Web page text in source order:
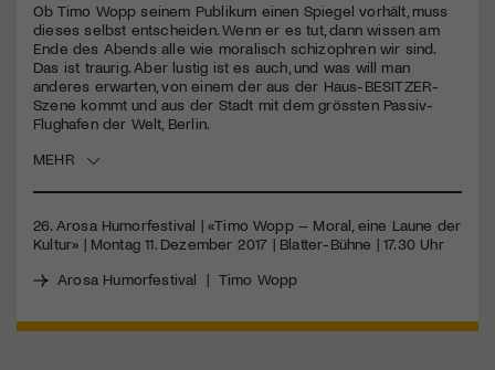
Ob Timo Wopp seinem Publikum einen Spiegel vorhält, muss
dieses selbst entscheiden. Wenn er es tut, dann wissen am
Ende des Abends alle wie moralisch schizophren wir sind.
Das ist traurig. Aber lustig ist es auch, und was will man
anderes erwarten, von einem der aus der Haus-BESITZER-
Szene kommt und aus der Stadt mit dem grössten Passiv-
Flughafen der Welt, Berlin.
MEHR
26. Arosa Humorfestival | «Timo Wopp – Moral, eine Laune der
Kultur» | Montag 11. Dezember 2017 | Blatter-Bühne | 17.30 Uhr
Arosa Humorfestival | Timo Wopp
Engagiere dich als Kulturliebhaber:in, Kulturschaffende(r) oder
Kulturinstitution und unterstütze unsere Arbeit.
Mit deiner Mitgliedschaft erhältst du kostenlosen Zugang zu
diversen Kulturevents.
Jetzt Mitglied werden